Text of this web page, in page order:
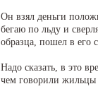
Он взял деньги
бегаю по льду и
образца, пошел в его
Надо сказать, в это
чем говорили